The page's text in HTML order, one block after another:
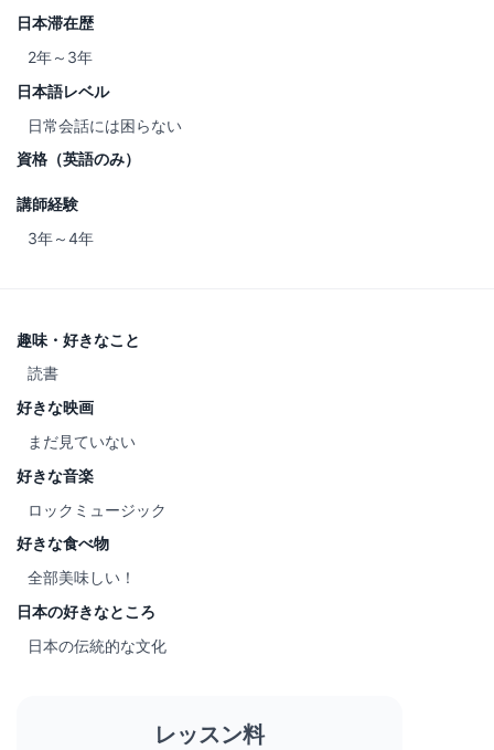
日本滞在歴
2年～3年
日本語レベル
日常会話には困らない
資格（英語のみ）
講師経験
3年～4年
趣味・好きなこと
読書
好きな映画
まだ見ていない
好きな音楽
ロックミュージック
好きな食べ物
全部美味しい！
日本の好きなところ
日本の伝統的な文化
レッスン料